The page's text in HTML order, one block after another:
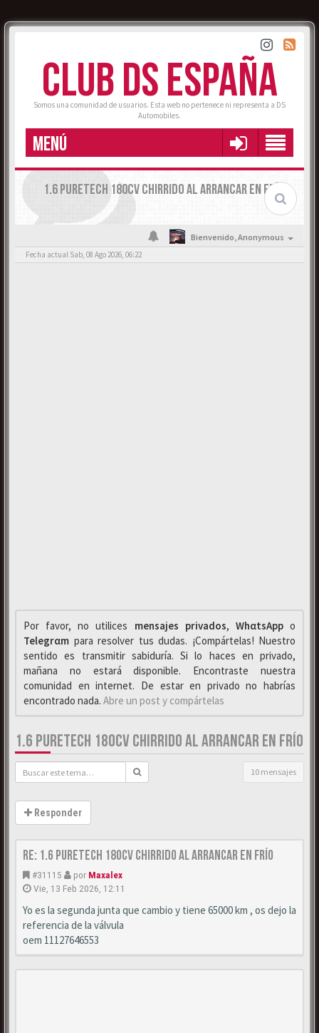
CLUB DS ESPAÑA
Somos una comunidad de usuarios. Esta web no pertenece ni representa a DS
Automobiles.
MENÚ
1.6 PURETECH 180CV CHIRRIDO AL ARRANCAR EN FRÍO
Bienvenido,Anonymous
Fecha actual Sab, 08 Ago 2026, 06:22
Por favor, no utilices mensajes privados, WhαtsAppo
Telegrαm para resolver tus dudas. ¡Compártelas! Nuestro
sentido es transmitir sabiduría. Si lo haces en privado,
mañana no estará disponible. Encontraste nuestra
comunidad en internet. De estar en privado no habrías
encontrado nada. Abre un post y compártelas
1.6 PURETECH 180CV CHIRRIDO AL ARRANCAR EN FRÍO
10 mensajes
Responder
Re: 1.6 puretech 180cv chirrido al arrancar en frío
#31115 por Maxalex
Vie, 13 Feb 2026, 12:11
Yo es la segunda junta que cambio y tiene 65000 km , os dejo la
referencia de la válvula
oem 11127646553